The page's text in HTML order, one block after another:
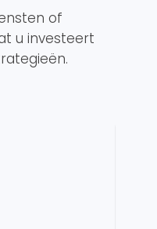
of
u investeert